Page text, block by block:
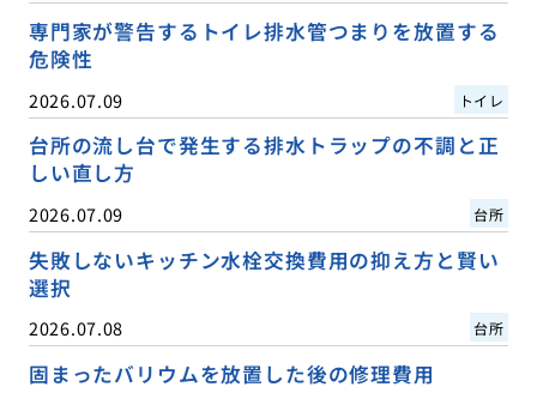
専門家が警告するトイレ排水管つまりを放置する
危険性
2026.07.09 トイレ
台所の流し台で発生する排水トラップの不調と正
しい直し方
2026.07.09 台所
失敗しないキッチン水栓交換費用の抑え方と賢い
選択
2026.07.08 台所
固まったバリウムを放置した後の修理費用